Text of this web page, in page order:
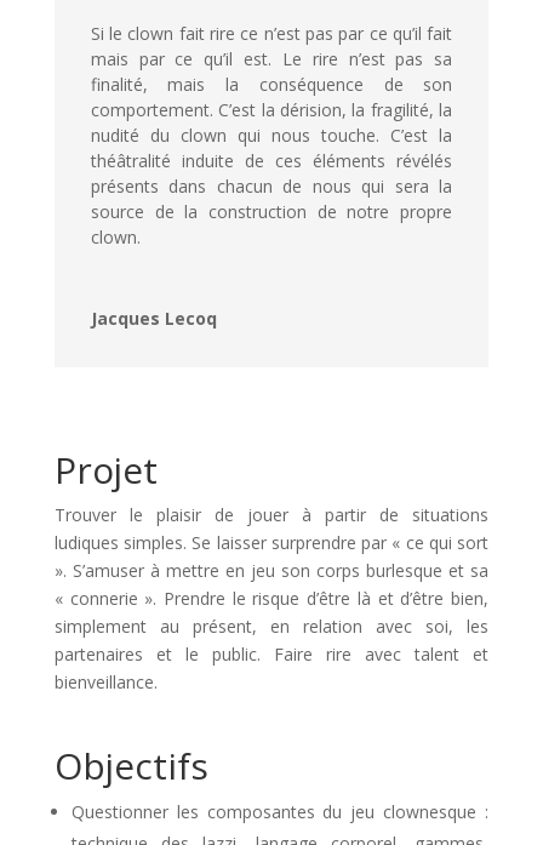
Si le clown fait rire ce n’est pas par ce qu’il fait
mais par ce qu’il est. Le rire n’est pas sa
finalité, mais la conséquence de son
comportement. C’est la dérision, la fragilité, la
nudité du clown qui nous touche. C’est la
théâtralité induite de ces éléments révélés
présents dans chacun de nous qui sera la
source de la construction de notre propre
clown.
Jacques Lecoq
Projet
Trouver le plaisir de jouer à partir de situations
ludiques simples. Se laisser surprendre par « ce qui sort
». S’amuser à mettre en jeu son corps burlesque et sa
« connerie ». Prendre le risque d’être là et d’être bien,
simplement au présent, en relation avec soi, les
partenaires et le public. Faire rire avec talent et
bienveillance.
Objectifs
Questionner les composantes du jeu clownesque :